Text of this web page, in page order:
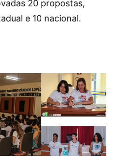
20 propostas,
e 10 nacional.